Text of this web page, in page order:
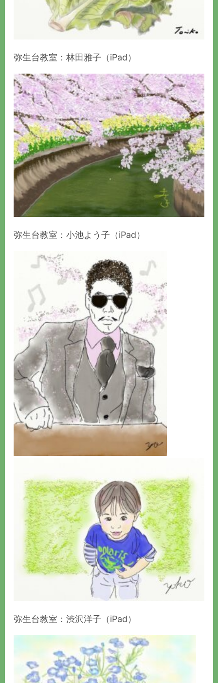
弥生台教室：林田雅子（iPad）
弥生台教室：小池よう子（iPad）
弥生台教室：渋沢洋子（iPad）